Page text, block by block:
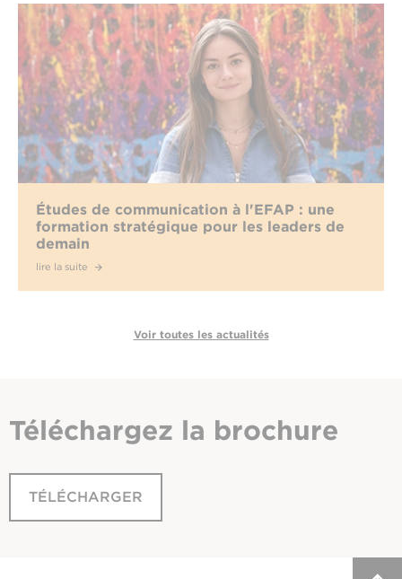
Études de communication à l'EFAP : une
formation stratégique pour les leaders de
demain
lire la suite
Voir toutes les actualités
Téléchargez la brochure
TÉLÉCHARGER